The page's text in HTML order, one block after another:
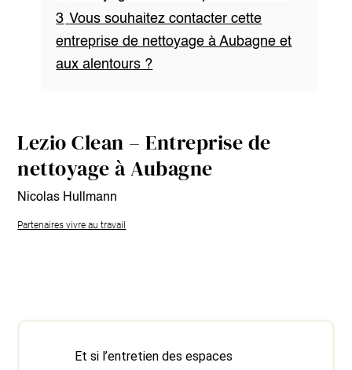
3 Vous souhaitez contacter cette
entreprise de nettoyage à Aubagne et
aux alentours ?
Lezio Clean – Entreprise de
nettoyage à Aubagne
Nicolas Hullmann
Partenaires vivre au travail
Et si l’entretien des espaces